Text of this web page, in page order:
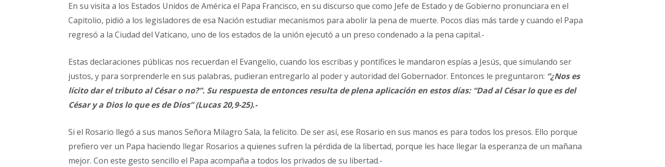
En su visita a los Estados Unidos de América el Papa Francisco, en su discurso que como Jefe de Estado y de Gobierno pronunciara en el
Capitolio, pidió a los legisladores de esa Nación estudiar mecanismos para abolir la pena de muerte. Pocos días más tarde y cuando el Papa
regresó a la Ciudad del Vaticano, uno de los estados de la unión ejecutó a un preso condenado a la pena capital.-
Estas declaraciones públicas nos recuerdan el Evangelio, cuando los escribas y pontífices le mandaron espías a Jesús, que simulando ser
justos, y para sorprenderle en sus palabras, pudieran entregarlo al poder y autoridad del Gobernador. Entonces le preguntaron: “¿Nos es
lícito dar el tributo al César o no?”. Su respuesta de entonces resulta de plena aplicación en estos días: “Dad al César lo que es del
César y a Dios lo que es de Dios” (Lucas 20,9-25).-
Si el Rosario llegó a sus manos Señora Milagro Sala, la felicito. De ser así, ese Rosario en sus manos es para todos los presos. Ello porque
prefiero ver un Papa haciendo llegar Rosarios a quienes sufren la pérdida de la libertad, porque les hace llegar la esperanza de un mañana
mejor. Con este gesto sencillo el Papa acompaña a todos los privados de su libertad.-